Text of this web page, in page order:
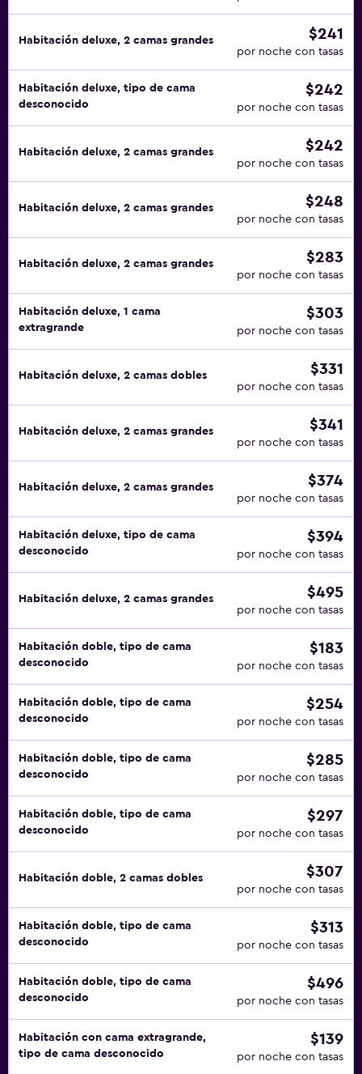
Habitación deluxe, 2 camas grandes $241
por noche con tasas
Habitación deluxe, tipo de cama
desconocido
$242
por noche con tasas
Habitación deluxe, 2 camas grandes $242
por noche con tasas
Habitación deluxe, 2 camas grandes $248
por noche con tasas
Habitación deluxe, 2 camas grandes $283
por noche con tasas
Habitación deluxe, 1 cama
extragrande
$303
por noche con tasas
Habitación deluxe, 2 camas dobles $331
por noche con tasas
Habitación deluxe, 2 camas grandes $341
por noche con tasas
Habitación deluxe, 2 camas grandes $374
por noche con tasas
Habitación deluxe, tipo de cama
desconocido
$394
por noche con tasas
Habitación deluxe, 2 camas grandes $495
por noche con tasas
Habitación doble, tipo de cama
desconocido
$183
por noche con tasas
Habitación doble, tipo de cama
desconocido
$254
por noche con tasas
Habitación doble, tipo de cama
desconocido
$285
por noche con tasas
Habitación doble, tipo de cama
desconocido
$297
por noche con tasas
Habitación doble, 2 camas dobles $307
por noche con tasas
Habitación doble, tipo de cama
desconocido
$313
por noche con tasas
Habitación doble, tipo de cama
desconocido
$496
por noche con tasas
Habitación con cama extragrande,
tipo de cama desconocido
$139
por noche con tasas